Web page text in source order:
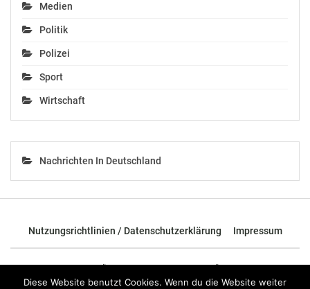
Medien
Politik
Polizei
Sport
Wirtschaft
Nachrichten In Deutschland
Nutzungsrichtlinien / Datenschutzerklärung Impressum
© 2026 - TOP News Österreich - Nachrichten aus Österreich und der
ganzen Welt.
Diese Website benutzt Cookies. Wenn du die Website weiter